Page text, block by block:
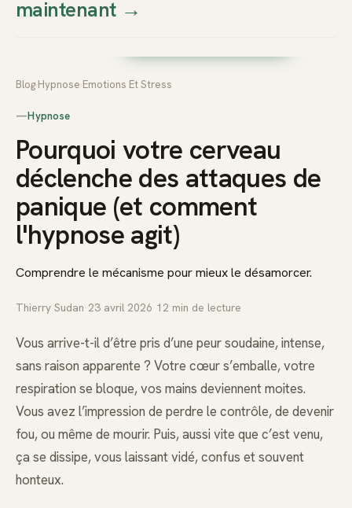
Thierry
Prendre rendez-vous dès
maintenant→
Blog Hypnose Emotions Et Stress
—Hypnose
Pourquoi votre cerveau
déclenche des attaques de
panique (et comment
l'hypnose agit)
Comprendre le mécanisme pour mieux le désamorcer.
Thierry Sudan 23 avril 2026 12 min de lecture
Vous arrive-t-il d’être pris d’une peur soudaine, intense,
sans raison apparente ? Votre cœur s’emballe, votre
respiration se bloque, vos mains deviennent moites.
Vous avez l’impression de perdre le contrôle, de devenir
fou, ou même de mourir. Puis, aussi vite que c’est venu,
ça se dissipe, vous laissant vidé, confus et souvent
honteux.